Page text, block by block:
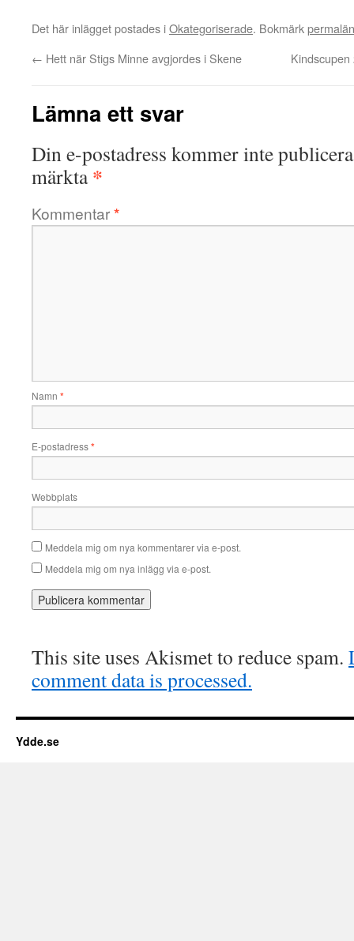
Det här inlägget postades iOkategoriserade. Bokmärk
← Hett när Stigs Minne avgjordes i Skene
Lämna ett svar
Din e-postadress kommer inte
märkta*
Kommentar*
Namn *
E-postadress*
Webbplats
Meddela mig om nya kommentarer via e-post.
Meddela mig om nya inlägg via e-post.
This site uses Akismet to reduce spam.
comment data is processed.
Ydde.se